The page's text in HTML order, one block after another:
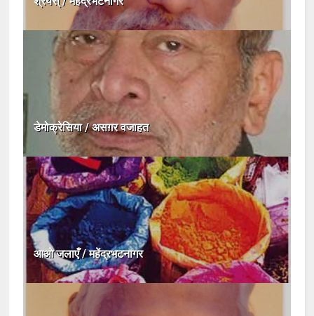
डेमोक्रेसिया / असग़र वजाहत
आओ जलाएँ / महेंद्रभटनागर